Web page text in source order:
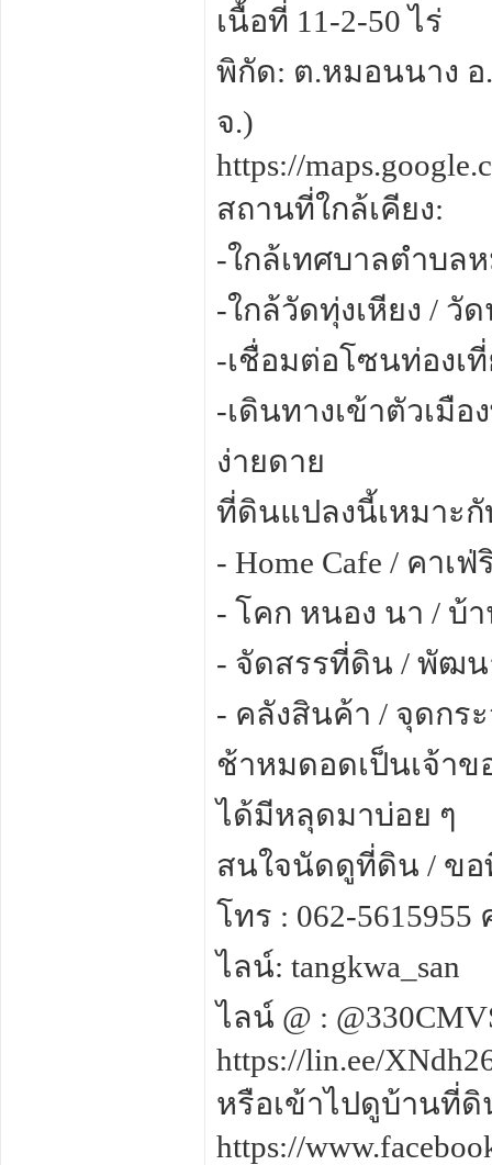
เนื้อที่ 11-2-50 ไร่
พิกัด: ต.หมอนนาง
จ.)
https://
สถานที่ใกล้เคียง:
-ใกล้เทศบาลตำบล
-ใกล้วัดทุ่งเหียง / วั
-เชื่อมต่อโซนท่องเ
-เดินทางเข้าตัวเมื
ง่ายดาย
ที่ดินแปลงนี้เหมาะกั
- Home Cafe / คาเ
- โคก หนอง นา / บ้
- จัดสรรที่ดิน / พัฒ
- คลังสินค้า / จุดกร
ช้าหมดอดเป็นเจ้า
ได้มีหลุดมาบ่อย ๆ
สนใจนัดดูที่ดิน / ขอ
โทร : 062-
ไลน์: tangkwa_san
ไลน์ @ :
https://lin.ee/
หรือเข้าไปดูบ้านที่ดิ
https://